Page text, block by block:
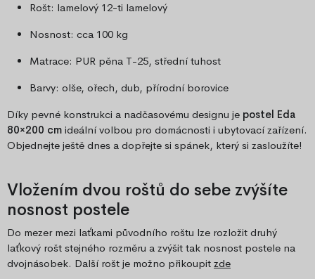
Rošt: lamelový 12-ti lamelový
Nosnost: cca 100 kg
Matrace: PUR pěna T-25, střední tuhost
Barvy: olše, ořech, dub, přírodní borovice
Díky pevné konstrukci a nadčasovému designu je postel Eda
80×200 cm ideální volbou pro domácnosti i ubytovací zařízení.
Objednejte ještě dnes a dopřejte si spánek, který si zasloužíte!
Vložením dvou roštů do sebe zvýšíte
nosnost postele
Do mezer mezi laťkami původního roštu lze rozložit druhý
laťkový rošt stejného rozměru a zvýšit tak nosnost postele na
dvojnásobek. Další rošt je možno přikoupit zde